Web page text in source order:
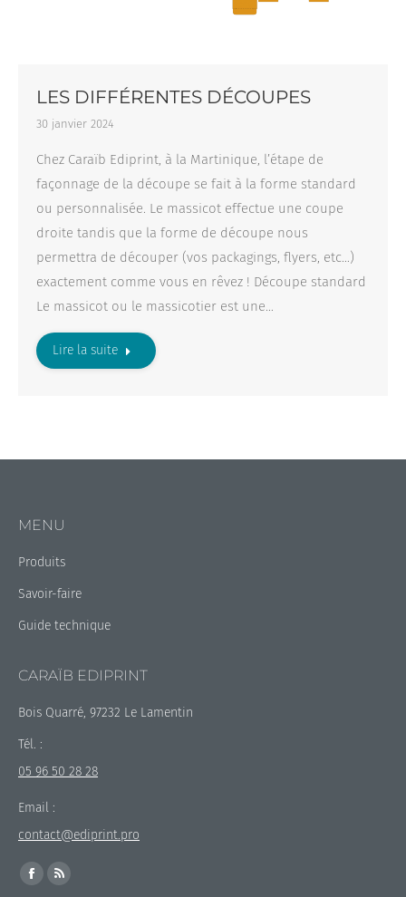
LES DIFFÉRENTES DÉCOUPES
30 janvier 2024
Chez Caraïb Ediprint, à la Martinique, l’étape de
façonnage de la découpe se fait à la forme standard
ou personnalisée. Le massicot effectue une coupe
droite tandis que la forme de découpe nous
permettra de découper (vos packagings, flyers, etc…)
exactement comme vous en rêvez ! Découpe standard
Le massicot ou le massicotier est une…
Lire la suite
MENU
Produits
Savoir-faire
Guide technique
CARAÏB EDIPRINT
Bois Quarré, 97232 Le Lamentin
Tél. :
05 96 50 28 28
Email :
contact@ediprint.pro
Trouvez nous sur :
La La